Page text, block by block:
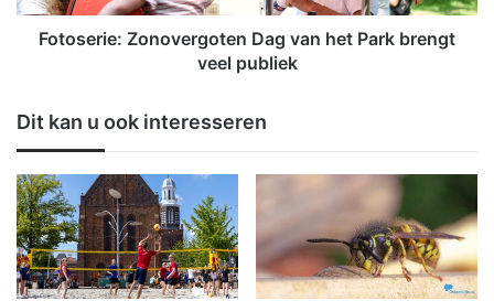
e
c
l
u
b
H
e
i
l
e
o
v
e
r
g
o
t
e
Fotoserie: Zonovergoten Dag van het Park brengt
veel publiek
Dit kan u ook interesseren